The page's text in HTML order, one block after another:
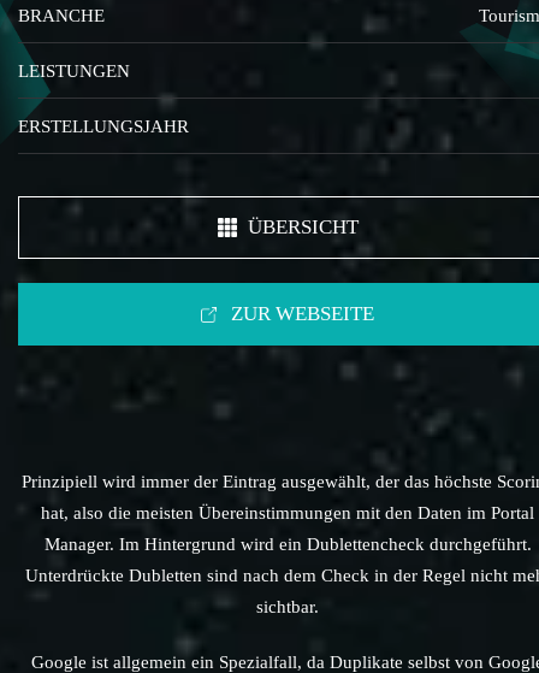
BRANCHE
LEISTUNGEN
ERSTELLUNGSJAHR
ÜBERSICHT
ZUR WEBSEITE
Prinzipiell wird immer der Eintrag ausgewählt, der das höchste
hat, also die meisten Übereinstimmungen mit den Daten im Portal
Manager. Im Hintergrund wird ein Dublettencheck durchgeführt.
Unterdrückte Dubletten sind nach dem Check in der Regel nicht
sichtbar.
Google ist allgemein ein Spezialfall, da Duplikate selbst von